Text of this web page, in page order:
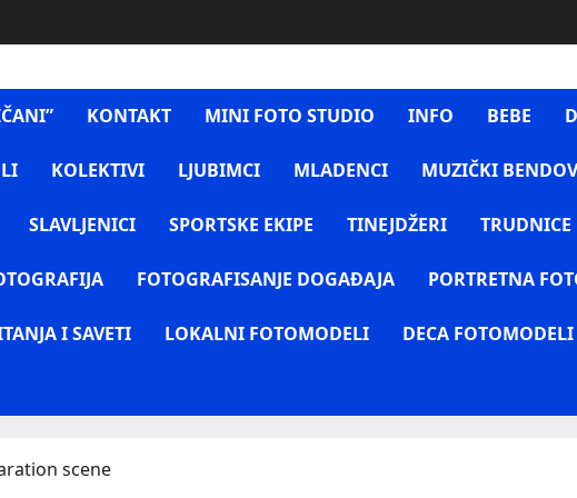
KONTAKT MINI FOTO STUDIO INFO BEBE
KOLEKTIVI LJUBIMCI MLADENCI MUZIČKI
SLAVLJENICI SPORTSKE EKIPE TINEJDŽERI TRUDNICE
FOTOGRAFISANJE DOGAĐAJA PORTRETNA
I SAVETI LOKALNI FOTOMODELI DECA FOTOMODELI
scene